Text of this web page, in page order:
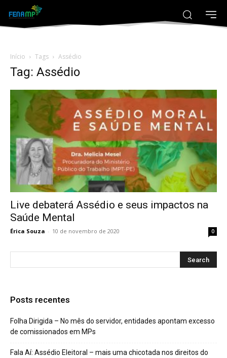
Início Tags Assédio
Tag: Assédio
Live debaterá Assédio e seus impactos na
Saúde Mental
Érica Souza - 10 de novembro de 2020 0
Posts recentes
Folha Dirigida – No mês do servidor, entidades apontam excesso
de comissionados em MPs
Fala Aí: Assédio Eleitoral – mais uma chicotada nos direitos do